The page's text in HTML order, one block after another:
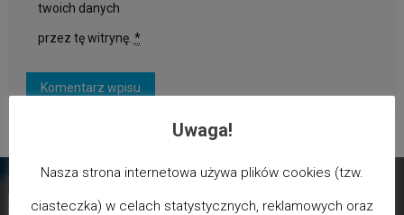
twoich danych
przez tę witrynę. *
Uwaga!
Nasza strona internetowa używa plików cookies (tzw.
ciasteczka) w celach statystycznych, reklamowych oraz